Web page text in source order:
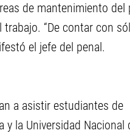
de mantenimiento del
“De contar con
el jefe del penal.
a asistir estudiantes de
la Universidad Nacional